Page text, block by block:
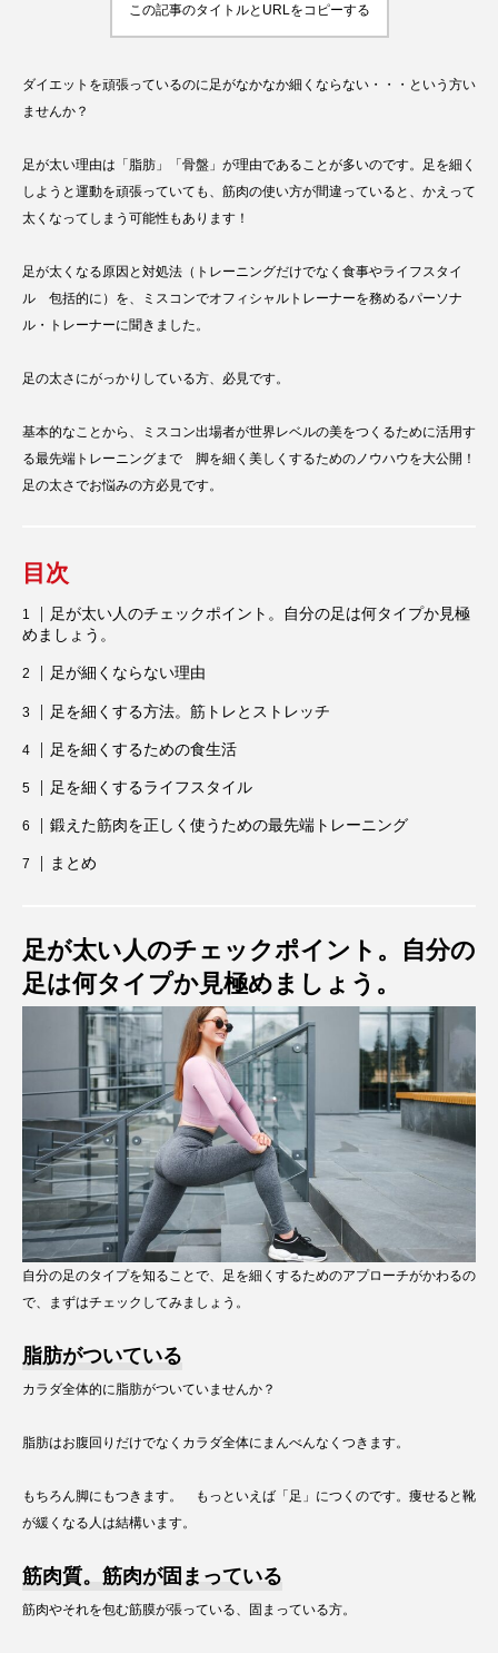
この記事のタイトルとURLをコピーする
ダイエットを頑張っているのに足がなかなか細くならない・・・という方い
ませんか？
足が太い理由は「脂肪」「骨盤」が理由であることが多いのです。足を細く
しようと運動を頑張っていても、筋肉の使い方が間違っていると、かえって
太くなってしまう可能性もあります！
足が太くなる原因と対処法（トレーニングだけでなく食事やライフスタイ
ル 包括的に）を、ミスコンでオフィシャルトレーナーを務めるパーソナ
ル・トレーナーに聞きました。
足の太さにがっかりしている方、必見です。
基本的なことから、ミスコン出場者が世界レベルの美をつくるために活用す
る最先端トレーニングまで 脚を細く美しくするためのノウハウを大公開！
足の太さでお悩みの方必見です。
目次
足が太い人のチェックポイント。自分の足は何タイプか見極
めましょう。
足が細くならない理由
足を細くする方法。筋トレとストレッチ
足を細くするための食生活
足を細くするライフスタイル
鍛えた筋肉を正しく使うための最先端トレーニング
まとめ
足が太い人のチェックポイント。自分の
足は何タイプか見極めましょう。
自分の足のタイプを知ることで、足を細くするためのアプローチがかわるの
で、まずはチェックしてみましょう。
脂肪がついている
カラダ全体的に脂肪がついていませんか？
脂肪はお腹回りだけでなくカラダ全体にまんべんなくつきます。
もちろん脚にもつきます。 もっといえば「足」につくのです。痩せると靴
が緩くなる人は結構います。
筋肉質。筋肉が固まっている
筋肉やそれを包む筋膜が張っている、固まっている方。